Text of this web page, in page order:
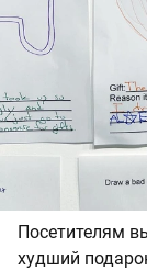
Посетителям
худший